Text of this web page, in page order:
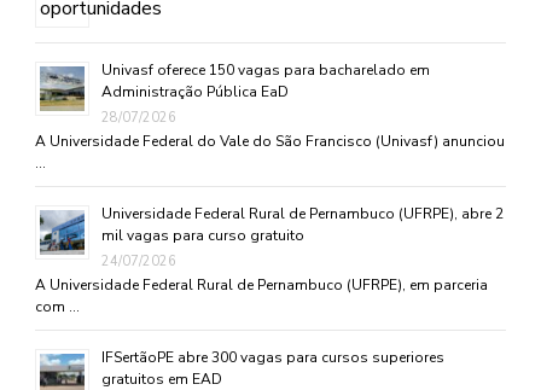
Univasf oferece 150 vagas para bacharelado em
Administração Pública EaD
28/07/2026
A Universidade Federal do Vale do São Francisco (Univasf) anunciou
…
Universidade Federal Rural de Pernambuco (UFRPE), abre 2
mil vagas para curso gratuito
24/07/2026
A Universidade Federal Rural de Pernambuco (UFRPE), em parceria
com …
IFSertãoPE abre 300 vagas para cursos superiores
gratuitos em EAD